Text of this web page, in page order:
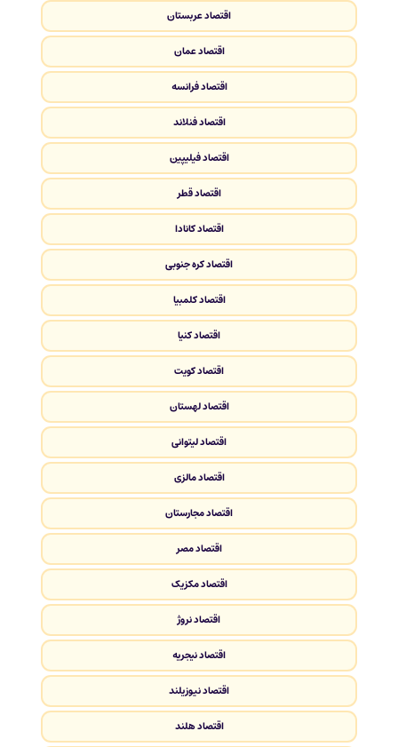
اقتصاد عربستان
اقتصاد عمان
اقتصاد فرانسه
اقتصاد فنلاند
اقتصاد فیلیپین
اقتصاد قطر
اقتصاد کانادا
اقتصاد کره جنوبی
اقتصاد کلمبیا
اقتصاد کنیا
اقتصاد کویت
اقتصاد لهستان
اقتصاد لیتوانی
اقتصاد مالزی
اقتصاد مجارستان
اقتصاد مصر
اقتصاد مکزیک
اقتصاد نروژ
اقتصاد نیجریه
اقتصاد نیوزیلند
اقتصاد هلند